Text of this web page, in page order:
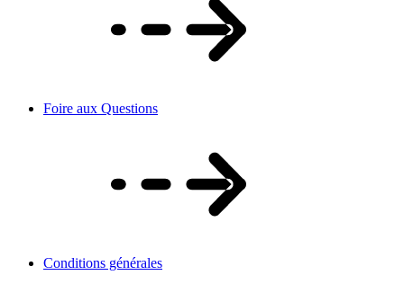
Foire aux Questions
Conditions générales